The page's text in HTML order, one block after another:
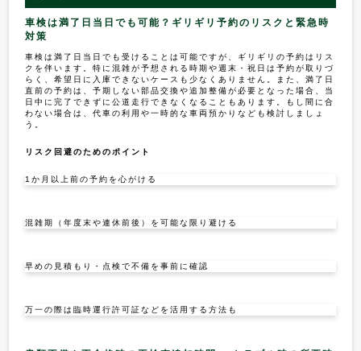
車検は満了日当日でも可能？ギリギリ予約のリスクと緊急時
対策
車検は満了日当日でも受けることは可能ですが、ギリギリの予約はリス
クを伴います。特に混雑が予想される時期や週末・祝日は予約が取りづ
らく、希望日に入庫できないケースも少なくありません。また、満了日
直前の予約は、予期しない部品交換や追加整備が必要となった場合、当
日中に完了できずに公道走行できなくなることもあります。もし間に合
わない場合は、代車の利用や一時的な車両預かりなども検討しましょ
う。
リスク回避のためのポイント
1か月以上前の予約を心がける
混雑期（年度末や連休前後）を可能な限り避ける
早めの見積もり・点検で不備を事前に確認
万一の際は臨時運行許可証などを活用する方法も